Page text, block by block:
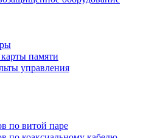
памяти
управления
по витой паре